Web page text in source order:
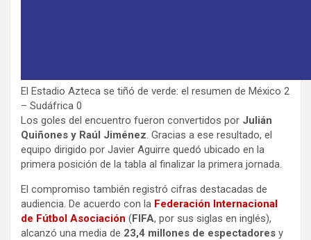
El Estadio Azteca se tiñó de verde: el resumen de México 2
– Sudáfrica 0
Los goles del encuentro fueron convertidos por Julián
Quiñones y Raúl Jiménez. Gracias a ese resultado, el
equipo dirigido por Javier Aguirre quedó ubicado en la
primera posición de la tabla al finalizar la primera jornada.
El compromiso también registró cifras destacadas de
audiencia. De acuerdo con la Federación Internacional
de Fútbol Asociación (FIFA, por sus siglas en inglés),
alcanzó una media de 23,4 millones de espectadores y